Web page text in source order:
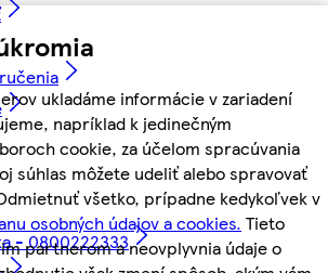
ukladáme informácie v zariadení
napríklad k jedinečným
cookie, za účelom spracúvania
súhlas môžete udeliť alebo spravovať
všetko, prípadne kedykoľvek v
osobných údajov a cookies. Tieto
partnerom a neovplyvnia údaje o
- 0800222333